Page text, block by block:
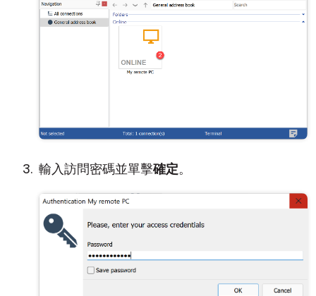
輸入訪問密碼並單擊確定。